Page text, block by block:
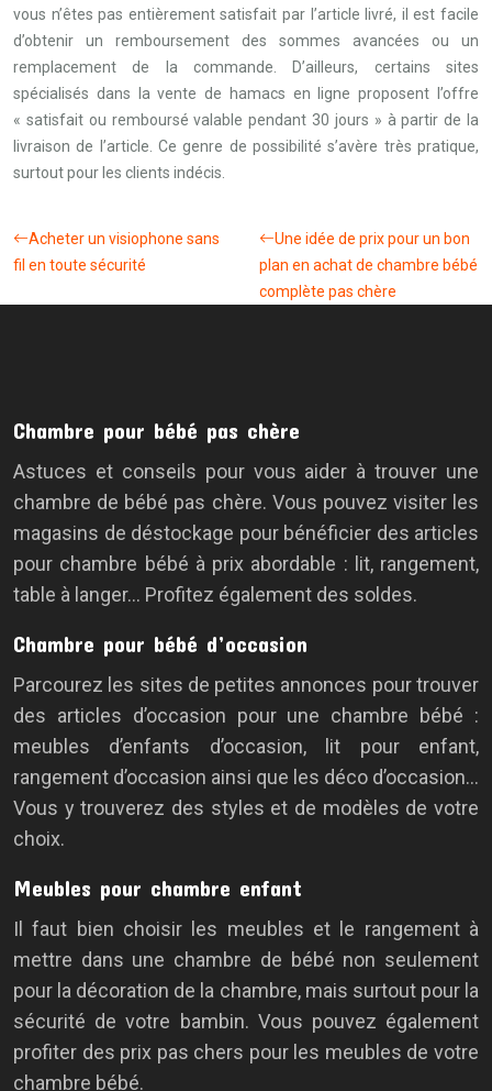
vous n’êtes pas entièrement satisfait par l’article livré, il est facile
d’obtenir un remboursement des sommes avancées ou un
remplacement de la commande. D’ailleurs, certains sites
spécialisés dans la vente de hamacs en ligne proposent l’offre
« satisfait ou remboursé valable pendant 30 jours » à partir de la
livraison de l’article. Ce genre de possibilité s’avère très pratique,
surtout pour les clients indécis.
Acheter un visiophone sans
fil en toute sécurité
Une idée de prix pour un bon
plan en achat de chambre bébé
complète pas chère
Chambre pour bébé pas chère
Astuces et conseils pour vous aider à trouver une
chambre de bébé pas chère. Vous pouvez visiter les
magasins de déstockage pour bénéficier des articles
pour chambre bébé à prix abordable : lit, rangement,
table à langer… Profitez également des soldes.
Chambre pour bébé d’occasion
Parcourez les sites de petites annonces pour trouver
des articles d’occasion pour une chambre bébé :
meubles d’enfants d’occasion, lit pour enfant,
rangement d’occasion ainsi que les déco d’occasion…
Vous y trouverez des styles et de modèles de votre
choix.
Meubles pour chambre enfant
Il faut bien choisir les meubles et le rangement à
mettre dans une chambre de bébé non seulement
pour la décoration de la chambre, mais surtout pour la
sécurité de votre bambin. Vous pouvez également
profiter des prix pas chers pour les meubles de votre
chambre bébé.